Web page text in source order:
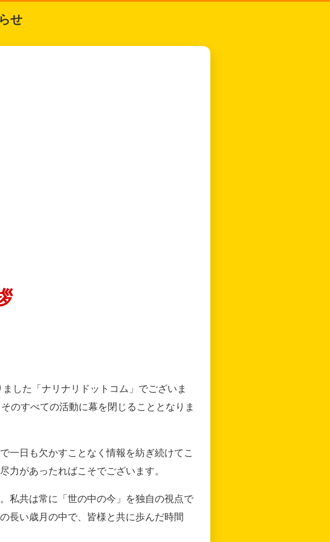
せ
した「ナリナリドットコム」でございま
のすべての活動に幕を閉じることとなりま
一日も欠かすことなく情報を紡ぎ続けてこ
力があったればこそでございます。
私共は常に「世の中の今」を独自の視点で
長い歳月の中で、皆様と共に歩んだ時間